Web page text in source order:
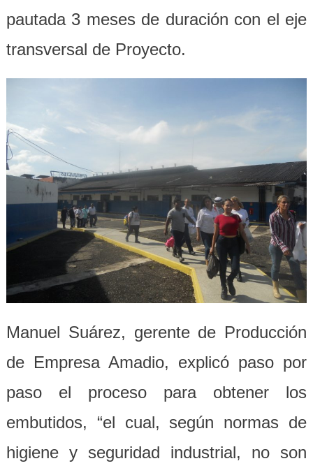
pautada 3 meses de duración con el eje
transversal de Proyecto.
Manuel Suárez, gerente de Producción
de Empresa Amadio, explicó paso por
paso el proceso para obtener los
embutidos, “el cual, según normas de
higiene y seguridad industrial, no son